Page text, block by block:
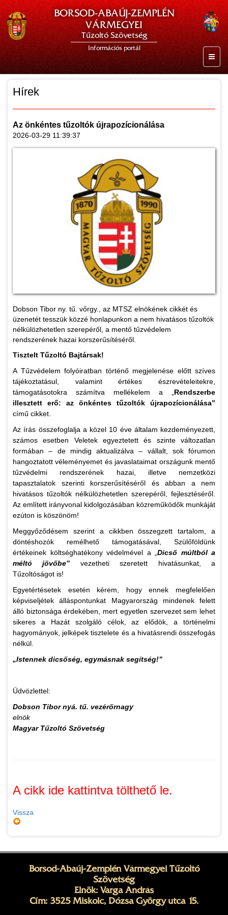
BORSOD-ABAÚJ-ZEMPLÉN
VÁRMEGYEI
Tűzoltó Szövetség
Információs portál
Hírek
Az önkéntes tűzoltók újrapozícionálása
2026-03-29 11:39:37
Dobson Tibor ny. tű. vőrgy., az MTSZ elnökének cikkét és
üzenetét tesszük közzé honlapunkon a nem hivatásos tűzoltók
nélkülözhetetlen szerepéről, a mentő tűzvédelem
rendszerének hazai korszerűsítéséről.
Tisztelt Tűzoltó Bajtársak!
A Tűzvédelem folyóiratban történő megjelenése előtt szíves
tájékoztatásul, valamint értékes észrevételeitekre,
támogatásotokra számítva mellékelem a „Rendszerbe
illesztett erő: az önkéntes tűzoltók újrapozícionálása”
című cikket.
Az írás összefoglalja a közel 10 éve általam kezdeményezett,
számos esetben Veletek egyeztetett és szinte változatlan
formában – de mindig aktualizálva – vállalt, sok fórumon
hangoztatott véleményemet és javaslataimat országunk mentő
tűzvédelmi rendszerének hazai, illetve nemzetközi
tapasztalatok szerinti korszerűsítéséről és abban a nem
hivatásos tűzoltók nélkülözhetetlen szerepéről, fejlesztéséről.
Az említett irányvonal kidolgozásában közreműködők munkáját
ezúton is köszönöm!
Meggyőződésem szerint a cikkben összegzett tartalom, a
döntéshozók remélhető támogatásával, Szülőföldünk
értékeinek költséghatékony védelmével a „Dicső múltból a
méltó jövőbe”
vezetheti szeretett hivatásunkat, a
Tűzoltóságot is!
Egyetértésetek esetén kérem, hogy ennek megfelelően
képviseljétek álláspontunkat Magyarország mindenek felett
álló biztonsága érdekében, mert egyetlen szervezet sem lehet
sikeres a Hazát szolgáló célok, az elődök, a történelmi
hagyományok, jelképek tisztelete és a hivatásrendi összefogás
nélkül.
„Istennek dicsőség, egymásnak segítség!”
Üdvözlettel:
Dobson Tibor nyá. tű. vezérőrnagy
elnök
Magyar Tűzoltó Szövetség
A cikk ide kattintva tölthető le.
Vissza
Borsod-Abaúj-Zemplén Vármegyei Tűzoltó
Szövetség
Elnök: Varga András
Cím: 3525 Miskolc, Dózsa György utca 15.